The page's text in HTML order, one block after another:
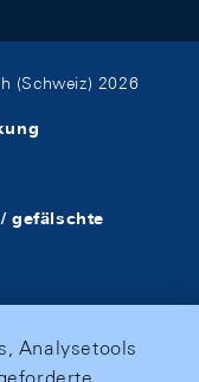
(Schweiz) 2026
gefälschte
Analysetools